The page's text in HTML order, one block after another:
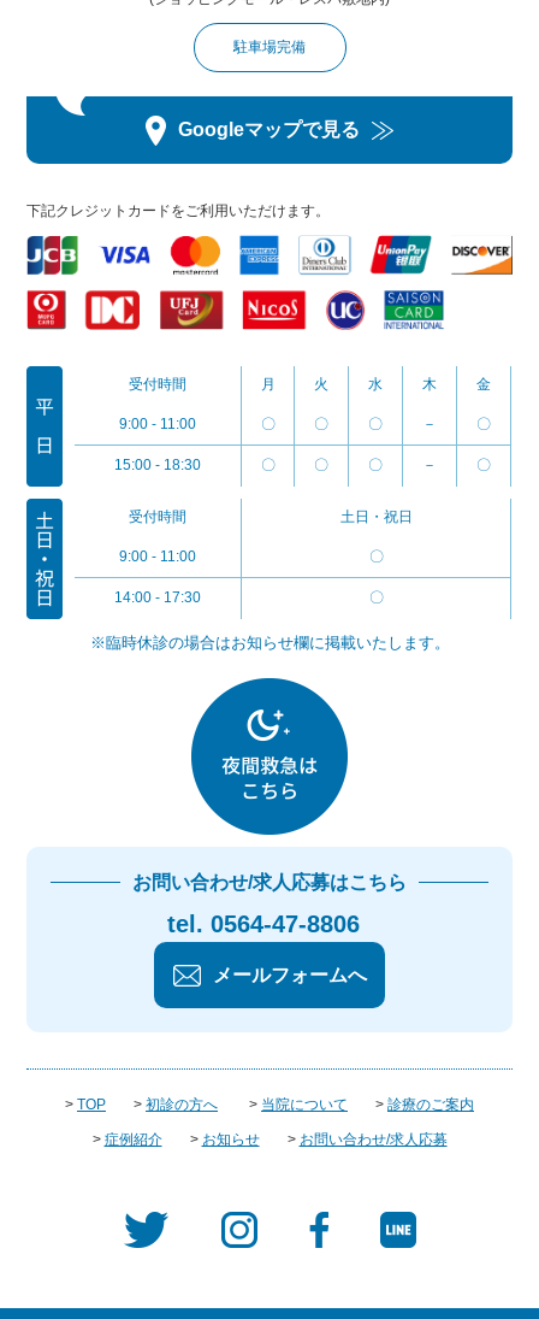
駐車場完備
Googleマップで見る
下記クレジットカードをご利用いただけます。
受付時間 月 火 水 木 金
9:00 - 11:00 〇 〇 〇 － 〇
15:00 - 18:30 〇 〇 〇 － 〇
受付時間 土日・祝日
9:00 - 11:00 〇
14:00 - 17:30 〇
※臨時休診の場合はお知らせ欄に掲載いたします。
お問い合わせ/求人応募はこちら
tel. 0564-47-8806
メールフォームへ
> TOP > 初診の方へ > 当院について > 診療のご案内
> 症例紹介 > お知らせ > お問い合わせ/求人応募